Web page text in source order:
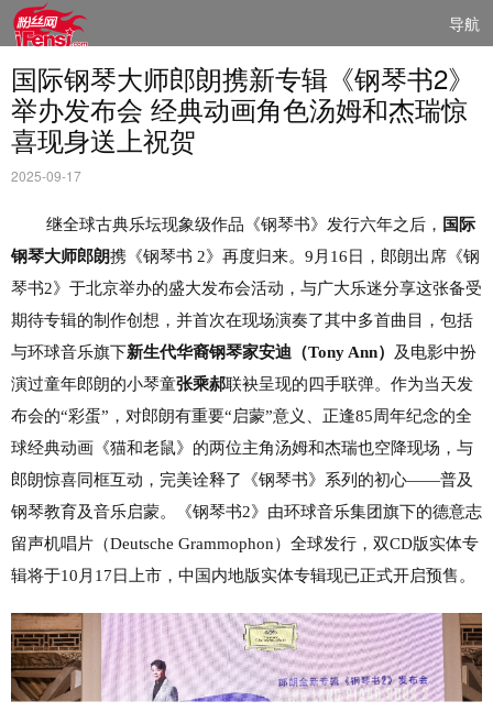
导航
国际钢琴大师郎朗携新专辑《钢琴书2》
举办发布会 经典动画角色汤姆和杰瑞惊
喜现身送上祝贺
2025-09-17
继全球古典乐坛现象级作品《钢琴书》发行六年之后 ， 国际
钢琴大师郎朗携《钢琴书 2》再度归来。 9月16日，郎朗出席《钢
琴书2》于北京举办的盛大发布会活动，与广大乐迷分享这张备受
期待专辑的制作创想，并首次在现场演奏了其中多首曲目，包括
与环球音乐旗下新生代华裔钢琴家安迪（Tony Ann） 及电影中扮
演过童年郎朗的小琴童张乘郝联袂呈现的四手联弹。作为当天发
布会的“彩蛋”，对郎朗有重要“启蒙”意义、正逢85周年纪念的全
球经典动画《猫和老鼠》的两位主角汤姆和杰瑞也空降现场，与
郎朗惊喜同框互动，完美诠释了《钢琴书》系列的初心——普及
钢琴教育及音乐启蒙。《钢琴书2》由环球音乐集团旗下的德意志
留声机唱片（Deutsche Grammophon）全球发行，双CD版实体专
辑将于10月17日上市，中国内地版实体专辑现已正式开启预售。